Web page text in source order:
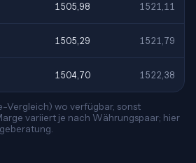
1505,98 1521,11
1505,29 1521,79
1504,70 1522,38
Vergleich) wo verfügbar, sonst
variiert je nach Währungspaar; hier